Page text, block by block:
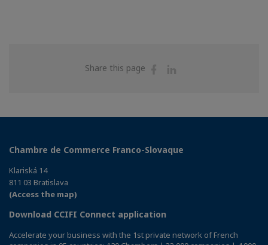
Share this page
Share
Chambre de Commerce Franco-Slovaque
Klariská 14
811 03 Bratislava
(Access the map)
Download CCIFI Connect application
Accelerate your business with the 1st private network of French